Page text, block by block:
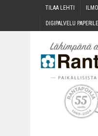
TILAA LEH­TI
DIGI­PAL­VE­LU